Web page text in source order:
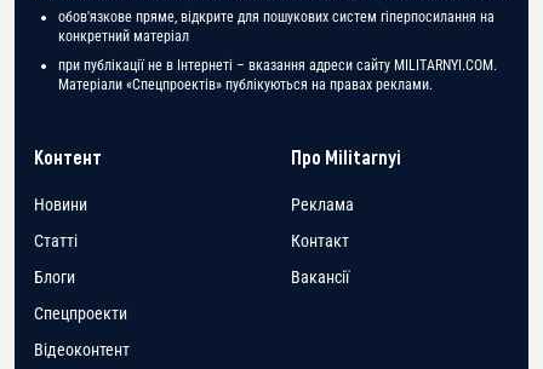
обов'язкове пряме, відкрите для пошукових систем гіперпосилання на
конкретний матеріал
при публікації не в Інтернеті – вказання адреси сайту MILITARNYI.COM.
Матеріали «Спецпроектів» публікуються на правах реклами.
Контент
Новини
Статті
Блоги
Спецпроекти
Відеоконтент
Про Militarnyi
Реклама
Контакт
Вакансії